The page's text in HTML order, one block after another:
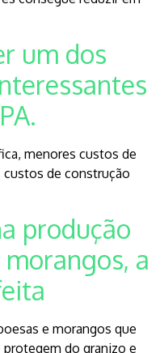
um dos
menores custos de
custos de construção
produção
a
e morangos que
protegem do granizo e